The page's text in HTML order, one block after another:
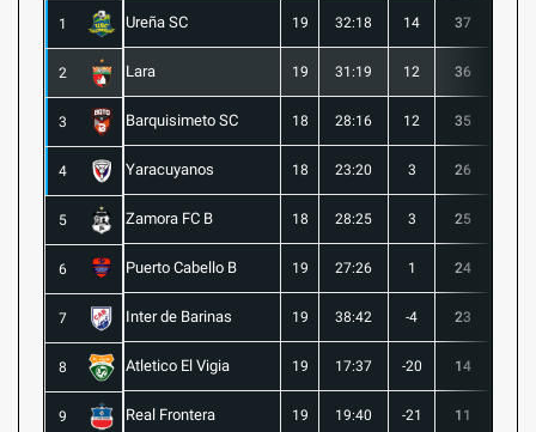
1 Ureña SC 19 32:18 14 37
2 Lara 19 31:19 12 36
3 Barquisimeto SC 18 28:16 12 35
4 Yaracuyanos 18 23:20 3 26
5 Zamora FC B 18 28:25 3 25
6 Puerto Cabello B 19 27:26 1 24
7 Inter de Barinas 19 38:42 -4 23
8 Atletico El Vigia 19 17:37 -20 14
9 Real Frontera 19 19:40 -21 11